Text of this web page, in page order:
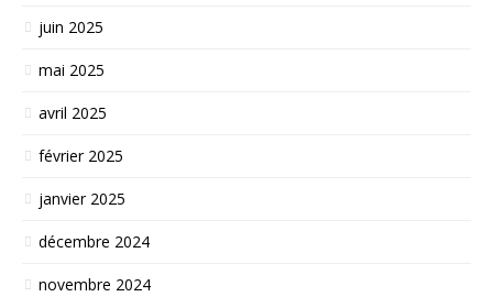
juin 2025
mai 2025
avril 2025
février 2025
janvier 2025
décembre 2024
novembre 2024